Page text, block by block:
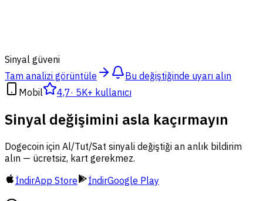
Sinyal güveni
Tam analizi görüntüle
Bu değiştiğinde uyarı alın
Mobil
4,7· 5K+ kullanıcı
Sinyal değişimini asla kaçırmayın
Dogecoin için Al/Tut/Sat sinyali değiştiği an anlık bildirim
alın — ücretsiz, kart gerekmez.
İndirApp Store İndirGoogle Play